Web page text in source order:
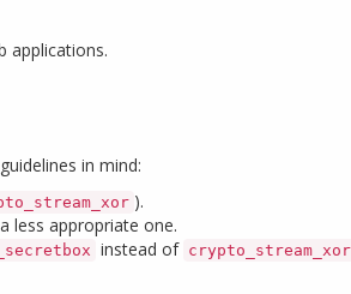
applications.
in mind:
).
less appropriate one.
instead of crypto_stream_xor